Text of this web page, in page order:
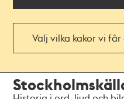
Välj vilka kakor vi
navigationen
huvudinnehållet